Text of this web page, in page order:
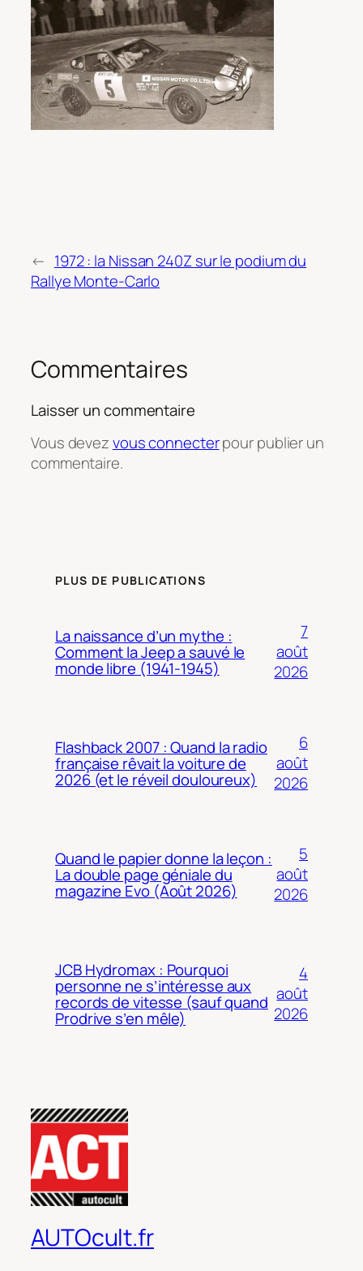
← 1972 : la Nissan 240Z sur le podium du
Rallye Monte-Carlo
Commentaires
Laisser un commentaire
Vous devezvous connecterpour publier un
commentaire.
PLUS DE PUBLICATIONS
La naissance d’un mythe :
Comment la Jeep a sauvé le
monde libre (1941-1945)
7
août
2026
Flashback 2007 : Quand la radio
française rêvait la voiture de
2026 (et le réveil douloureux)
6
août
2026
Quand le papier donne la leçon :
La double page géniale du
magazine Evo (Août 2026)
5
août
2026
JCB Hydromax : Pourquoi
personne ne s’intéresse aux
records de vitesse (sauf quand
Prodrive s’en mêle)
4
août
2026
AUTOcult.fr